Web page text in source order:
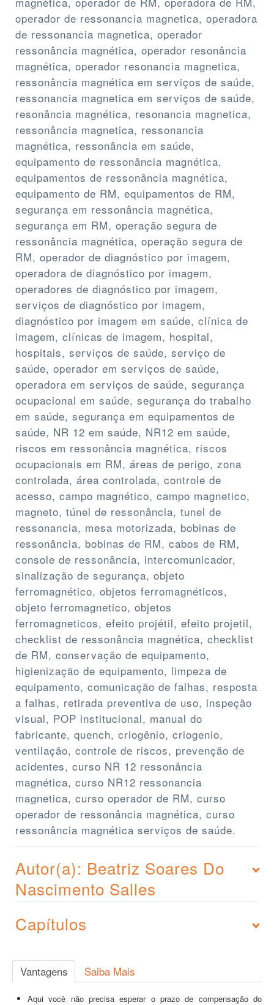
operador de ressonancia magnetica, operadora
de ressonancia magnetica, operador
ressonância magnética, operador resonância
magnética, operador resonancia magnetica,
ressonância magnética em serviços de saúde,
ressonancia magnetica em serviços de saúde,
resonância magnética, resonancia magnetica,
ressonância magnetica, ressonancia
magnética, ressonância em saúde,
equipamento de ressonância magnética,
equipamentos de ressonância magnética,
equipamento de RM, equipamentos de RM,
segurança em ressonância magnética,
segurança em RM, operação segura de
ressonância magnética, operação segura de
RM, operador de diagnóstico por imagem,
operadora de diagnóstico por imagem,
operadores de diagnóstico por imagem,
serviços de diagnóstico por imagem,
diagnóstico por imagem em saúde, clínica de
imagem, clínicas de imagem, hospital,
hospitais, serviços de saúde, serviço de
saúde, operador em serviços de saúde,
operadora em serviços de saúde, segurança
ocupacional em saúde, segurança do trabalho
em saúde, segurança em equipamentos de
saúde, NR 12 em saúde, NR12 em saúde,
riscos em ressonância magnética, riscos
ocupacionais em RM, áreas de perigo, zona
controlada, área controlada, controle de
acesso, campo magnético, campo magnetico,
magneto, túnel de ressonância, tunel de
ressonancia, mesa motorizada, bobinas de
ressonância, bobinas de RM, cabos de RM,
console de ressonância, intercomunicador,
sinalização de segurança, objeto
ferromagnético, objetos ferromagnéticos,
objeto ferromagnetico, objetos
ferromagneticos, efeito projétil, efeito projetil,
checklist de ressonância magnética, checklist
de RM, conservação de equipamento,
higienização de equipamento, limpeza de
equipamento, comunicação de falhas, resposta
a falhas, retirada preventiva de uso, inspeção
visual, POP institucional, manual do
fabricante, quench, criogênio, criogenio,
ventilação, controle de riscos, prevenção de
acidentes, curso NR 12 ressonância
magnética, curso NR12 ressonancia
magnetica, curso operador de RM, curso
operador de ressonância magnética, curso
ressonância magnética serviços de saúde.
Autor(a): Beatriz Soares Do
Nascimento Salles
Capítulos
Vantagens Saiba Mais
Aqui você não precisa esperar o prazo de compensação do